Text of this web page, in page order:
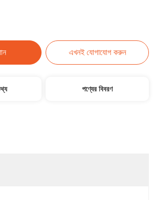
এখনই যোগাযোগ করুন
পণ্যের বিবরণ